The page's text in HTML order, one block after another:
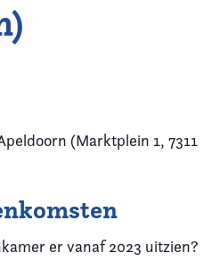
(Marktplein 1, 7311
er vanaf 2023 uitzien?